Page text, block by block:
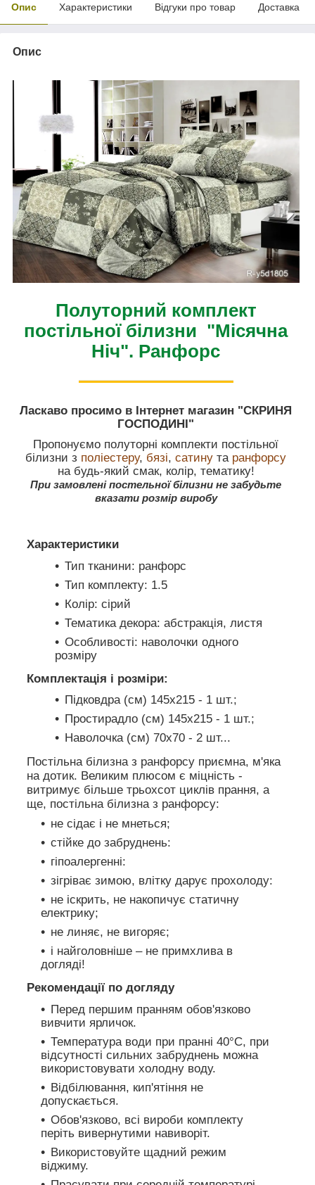
Опис Характеристики Відгуки про товар Доставка
Опис
Полуторний комплект
постільної білизни "Місячна
Ніч". Ранфорс
Ласкаво просимо в Інтернет магазин "СКРИНЯ
ГОСПОДИНІ"
Пропонуємо полуторні комплекти постільної
білизни з поліестеру, бязі,сатинута ранфорсу
на будь-який смак, колір, тематику!
При замовлені постельної білизни не забудьте
вказати розмір виробу
Характеристики
Тип тканини: ранфорс
Тип комплекту: 1.5
Колір: сірий
Тематика декора: абстракція, листя
Особливості: наволочки одного
розміру
Комплектація і розміри:
Підковдра (см) 145х215 - 1 шт.;
Простирадло (см) 145х215 - 1 шт.;
Наволочка (см) 70х70 - 2 шт...
Постільна білизна з ранфорсу приємна, м'яка
на дотик. Великим плюсом є міцність -
витримує більше трьохсот циклів прання, а
ще, постільна білизна з ранфорсу:
не сідає і не мнеться;
стійке до забруднень:
гіпоалергенні:
зігріває зимою, влітку дарує прохолоду:
не іскрить, не накопичує статичну
електрику;
не линяє, не вигоряє;
і найголовніше – не примхлива в
догляді!
Рекомендації по догляду
Перед першим пранням обов'язково
вивчити ярличок.
Температура води при пранні 40°C, при
відсутності сильних забруднень можна
використовувати холодну воду.
Відбілювання, кип'ятіння не
допускається.
Обов'язково, всі вироби комплекту
періть вивернутими навиворіт.
Використовуйте щадний режим
віджиму.